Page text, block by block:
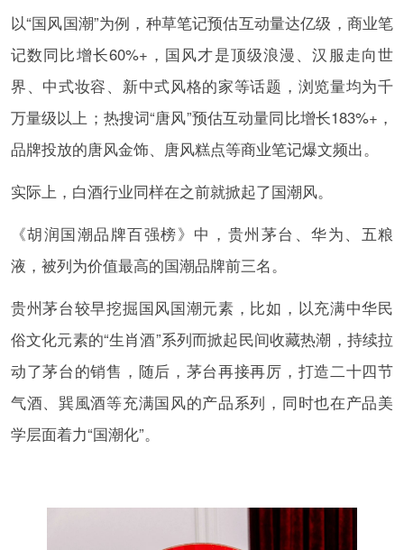
以“国风国潮”为例，种草笔记预估互动量达亿级，商业笔
记数同比增长60%+，国风才是顶级浪漫、汉服走向世
界、中式妆容、新中式风格的家等话题，浏览量均为千
万量级以上；热搜词“唐风”预估互动量同比增长183%+，
品牌投放的唐风金饰、唐风糕点等商业笔记爆文频出。
实际上，白酒行业同样在之前就掀起了国潮风。
《胡润国潮品牌百强榜》中，贵州茅台、华为、五粮
液，被列为价值最高的国潮品牌前三名。
贵州茅台较早挖掘国风国潮元素，比如，以充满中华民
俗文化元素的“生肖酒”系列而掀起民间收藏热潮，持续拉
动了茅台的销售，随后，茅台再接再厉，打造二十四节
气酒、巽風酒等充满国风的产品系列，同时也在产品美
学层面着力“国潮化”。